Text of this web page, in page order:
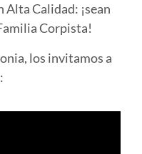
Calidad: ¡sean
Corpista!
los invitamos a